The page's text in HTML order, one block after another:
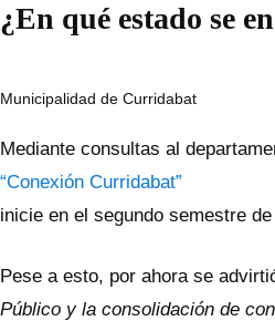
¿En qué estado se
Municipalidad de Curridabat
Mediante consultas al
“Conexión Curridabat”
inicie en el segundo semestre
Pese a esto, por ahora se
Público y la consolidación de